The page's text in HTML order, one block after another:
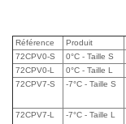
Référence Produit
72CPV0-S
0°C - Taille S
72CPV0-L
0°C - Taille L
72CPV7-S
-7°C - Taille S
72CPV7-L -7°C - Taille L